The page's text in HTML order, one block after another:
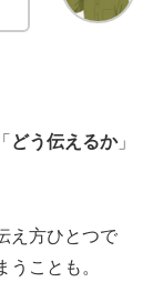
どう伝えるか」
え方ひとつで
うことも。